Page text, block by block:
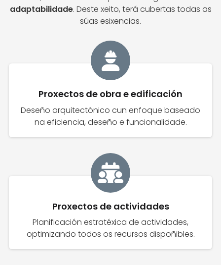
adaptabilidade. Deste xeito, terá cubertas todas as
súas esixencias.
Proxectos de obra e edificación
Deseño arquitectónico cun enfoque baseado
na eficiencia, deseño e funcionalidade.
Proxectos de actividades
Planificación estratéxica de actividades,
optimizando todos os recursos dispoñibles.